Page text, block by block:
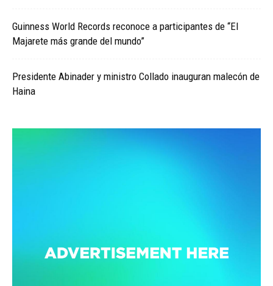
Guinness World Records reconoce a participantes de “El
Majarete más grande del mundo”
Presidente Abinader y ministro Collado inauguran malecón de
Haina